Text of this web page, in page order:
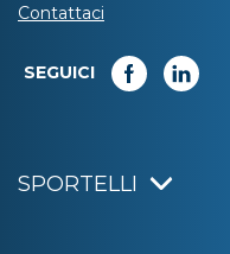
Contattaci
SEGUICI
SPORTELLI